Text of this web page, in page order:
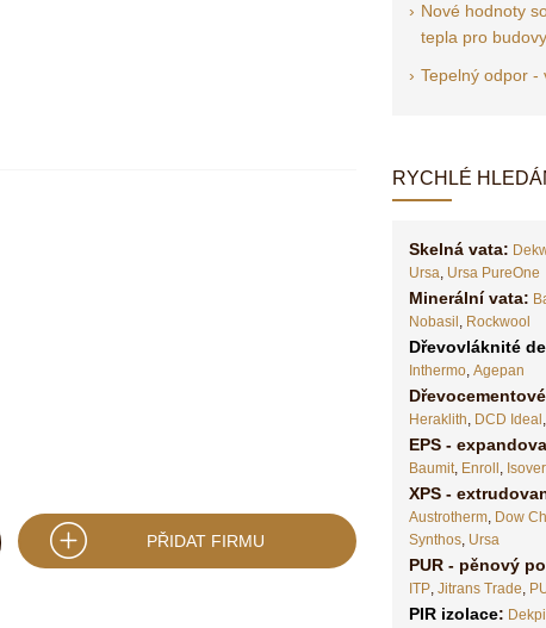
PŘIDAT FIRMU
Nové hodnoty
tepla pro
Tepelný odpor -
RYCHLÉ
Skelná vata:
Ursa, Ursa PureOne
Minerální vata:
Nobasil , Rockwool
Dřevovláknité
Inthermo, Agepan
Heraklith, DCD Ideal ,
EPS -
Baumit, Enroll , Isover
XPS -
Austrotherm, Dow
Synthos, Ursa
PUR - pěnový
ITP, Jitrans Trade,
PIR izolace: